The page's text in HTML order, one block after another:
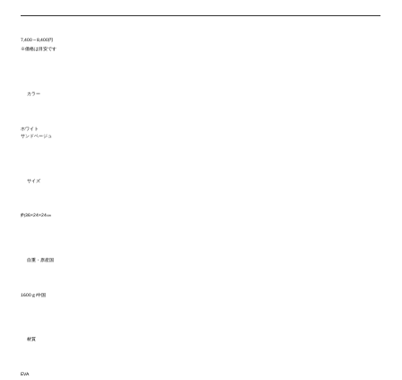
7,400～8,400円
※価格は目安です
カラー
ホワイト
サンドベージュ
サイズ
約36×24×24㎝
自重・原産国
1600ｇ/中国
材質
EVA